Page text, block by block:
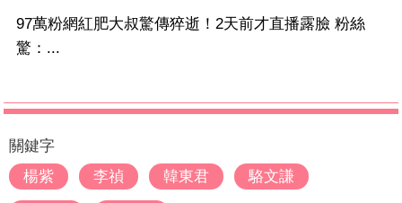
97萬粉網紅肥大叔驚傳猝逝！2天前才直播露臉 粉絲
驚：...
關鍵字
楊紫
李禎 韓東君 駱文謙